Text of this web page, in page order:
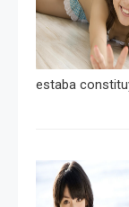
estaba